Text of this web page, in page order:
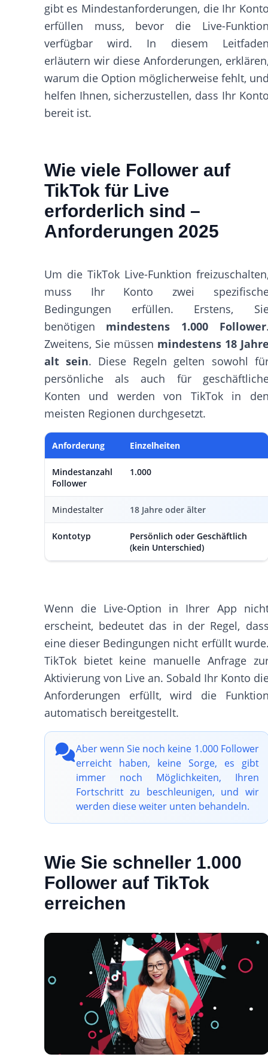
gibt es Mindestanforderungen, die Ihr
erfüllen muss, bevor die Live-
verfügbar wird. In diesem
erläutern wir diese Anforderungen,
warum die Option möglicherweise fehlt,
helfen Ihnen, sicherzustellen, dass Ihr
bereit ist.
Wie viele Follower auf
TikTok für Live
erforderlich sind –
Anforderungen 2025
Um die TikTok Live-Funktion
muss Ihr Konto zwei
Bedingungen erfüllen. Erstens,
benötigen mindestens 1.000 Follower
Zweitens, Sie müssen mindestens 18
alt sein. Diese Regeln gelten sowohl
persönliche als auch für
Konten und werden von TikTok in
meisten Regionen durchgesetzt.
Anforderung Einzelheiten
Mindestanzahl
Follower
1.000
Mindestalter 18 Jahre oder älter
Kontotyp
Persönlich oder Geschäftlich
(kein Unterschied)
Wenn die Live-Option in Ihrer App
erscheint, bedeutet das in der Regel,
eine dieser Bedingungen nicht erfüllt
TikTok bietet keine manuelle Anfrage
Aktivierung von Live an. Sobald Ihr Konto
Anforderungen erfüllt, wird die
automatisch bereitgestellt.
Aber wenn Sie noch keine 1.000 Follower
erreicht haben, keine Sorge, es gibt
immer noch Möglichkeiten, Ihren
Fortschritt zu beschleunigen, und wir
werden diese weiter unten behandeln.
Wie Sie schneller 1.000
Follower auf TikTok
erreichen